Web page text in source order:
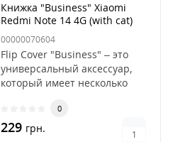
Книжка "Business" Xiaomi
Redmi Note 14 4G (with cat)
00000070604
Flip Cover "Business" – это
универсальный аксессуар,
который имеет несколько
0
229 грн.